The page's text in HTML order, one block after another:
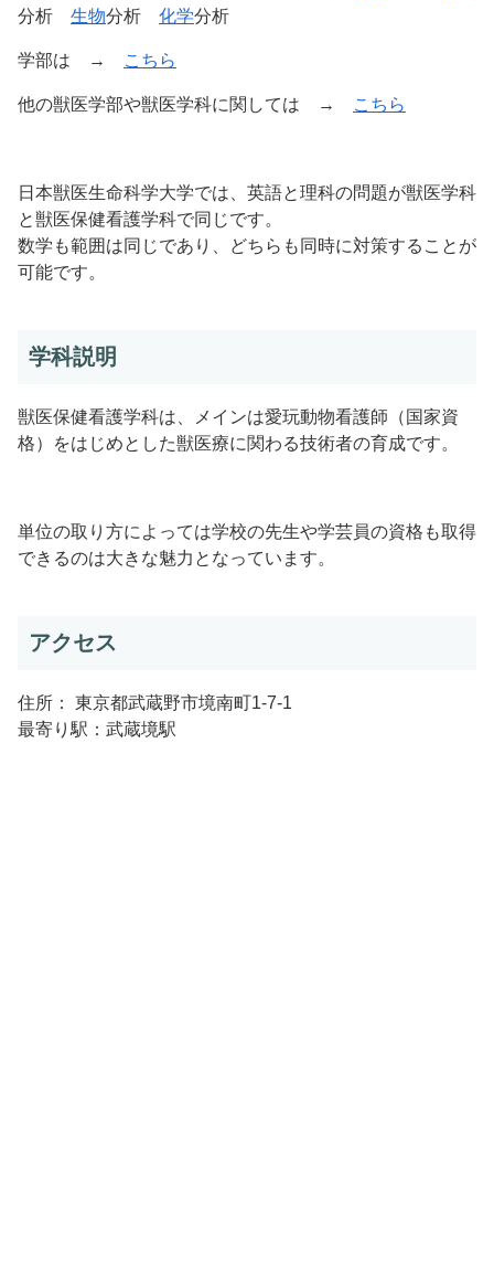
分析 生物分析 化学分析
学部は → こちら
他の獣医学部や獣医学科に関しては → こちら
日本獣医生命科学大学では、英語と理科の問題が獣医学科
と獣医保健看護学科で同じです。
数学も範囲は同じであり、どちらも同時に対策することが
可能です。
学科説明
獣医保健看護学科は、メインは愛玩動物看護師（国家資
格）をはじめとした獣医療に関わる技術者の育成です。
単位の取り方によっては学校の先生や学芸員の資格も取得
できるのは大きな魅力となっています。
アクセス
住所： 東京都武蔵野市境南町1-7-1
最寄り駅：武蔵境駅